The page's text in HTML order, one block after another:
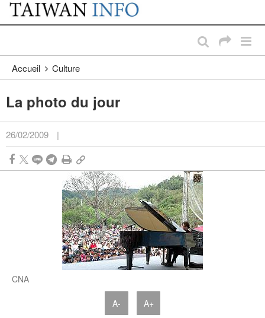
Passer au contenu principal
:::
Accueil Culture
La photo du jour
26/02/2009 |
CNA
A- A+